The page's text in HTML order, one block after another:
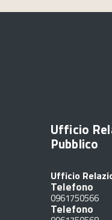
Ufficio
Pubblico
Ufficio
Telefono
0961750566
Telefono